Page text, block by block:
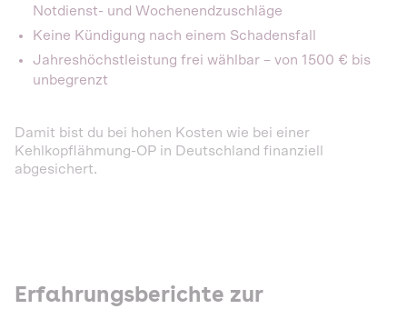
Notdienst- und Wochenendzuschläge
Keine Kündigung nach einem Schadensfall
Jahreshöchstleistung frei wählbar – von 1500 € bis
unbegrenzt
Damit bist du bei hohen Kosten wie bei einer
Kehlkopflähmung-OP in Deutschland finanziell
abgesichert.
Erfahrungsberichte zur